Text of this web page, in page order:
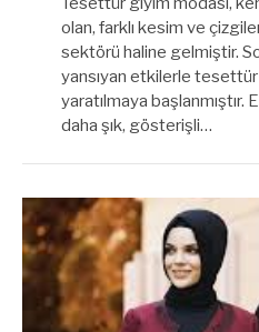
olan, farklı kesim ve
sektörü haline gelmiştir.
yansıyan etkilerle
yaratılmaya başlanmıştır.
daha şık, gösterişli…